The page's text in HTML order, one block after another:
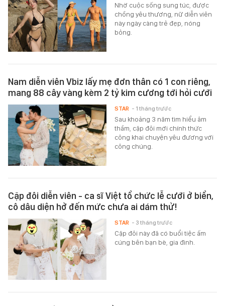
Nhờ cuộc sống sung túc, được
chồng yêu thương, nữ diễn viên
này ngày càng trẻ đẹp, nóng
bỏng.
Nam diễn viên Vbiz lấy mẹ đơn thân có 1 con riêng,
mang 88 cây vàng kèm 2 tỷ kim cương tới hỏi cưới
Sau khoảng 3 năm tìm hiểu âm
thầm, cặp đôi mới chính thức
công khai chuyện yêu đương với
công chúng.
STAR - 1 tháng trước
Cặp đôi diễn viên - ca sĩ Việt tổ chức lễ cưới ở biển,
cô dâu diện hở đến mức chưa ai dám thử!
Cặp đôi này đã có buổi tiệc ấm
cúng bên bạn bè, gia đình.
STAR - 3 tháng trước